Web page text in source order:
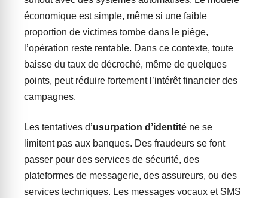
économique est simple, même si une faible
proportion de victimes tombe dans le piège,
l’opération reste rentable. Dans ce contexte, toute
baisse du taux de décroché, même de quelques
points, peut réduire fortement l’intérêt financier des
campagnes.
Les tentatives d’usurpation d’identité ne se
limitent pas aux banques. Des fraudeurs se font
passer pour des services de sécurité, des
plateformes de messagerie, des assureurs, ou des
services techniques. Les messages vocaux et SMS